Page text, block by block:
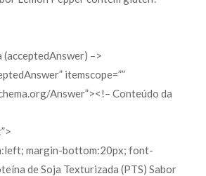
–>
itemscope=””
Answer”><!– Conteúdo da
margin-bottom:20px; font-
de Soja Texturizada (PTS) Sabor